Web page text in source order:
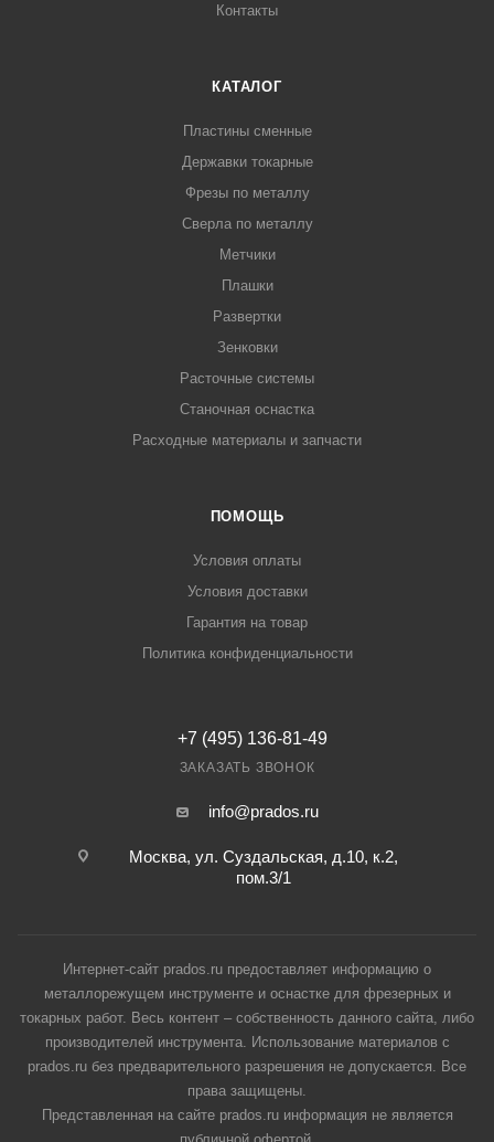
Контакты
КАТАЛОГ
Пластины сменные
Державки токарные
Фрезы по металлу
Сверла по металлу
Метчики
Плашки
Развертки
Зенковки
Расточные системы
Станочная оснастка
Расходные материалы и запчасти
ПОМОЩЬ
Условия оплаты
Условия доставки
Гарантия на товар
Политика конфиденциальности
+7 (495) 136-81-49
ЗАКАЗАТЬ ЗВОНОК
info@prados.ru
Москва, ул. Суздальская, д.10, к.2,
пом.3/1
Интернет-сайт prados.ru предоставляет информацию о
металлорежущем инструменте и оснастке для фрезерных и
токарных работ. Весь контент – собственность данного сайта, либо
производителей инструмента. Использование материалов с
prados.ru без предварительного разрешения не допускается. Все
права защищены.
Представленная на сайте prados.ru информация не является